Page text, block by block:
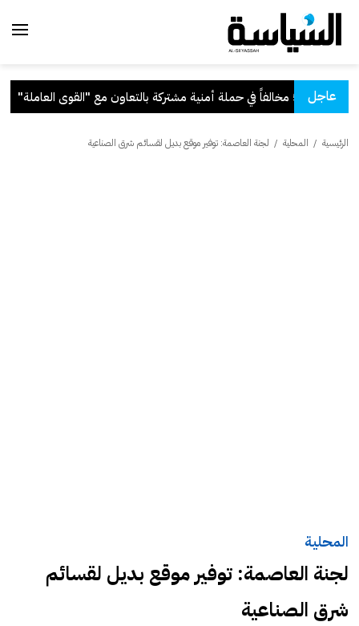
عاجل
بالتعاون مع "القوى العاملة"
الرئيسية / المحلية / لجنة العاصمة: توفير موقع بديل لقسائم شرق الصناعية
المحلية
لجنة العاصمة: توفير موقع بديل لقسائم
شرق الصناعية